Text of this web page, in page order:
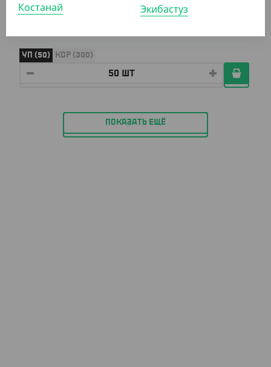
(91.50₸/ШТ)
УП (50) КОР (300)
ПОКАЗАТЬ ЕЩЁ
Костанай
Экибастуз